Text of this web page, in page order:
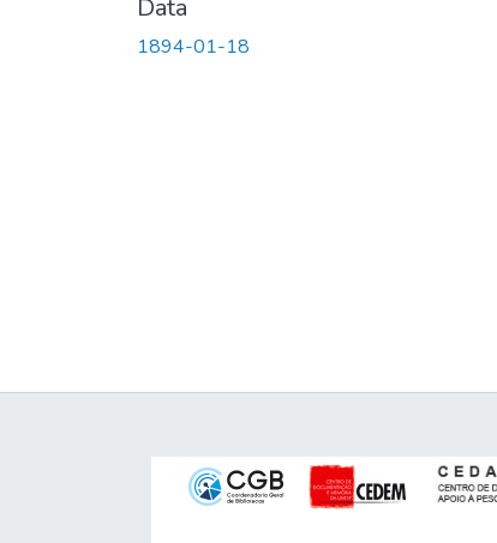
Data
1894-01-18